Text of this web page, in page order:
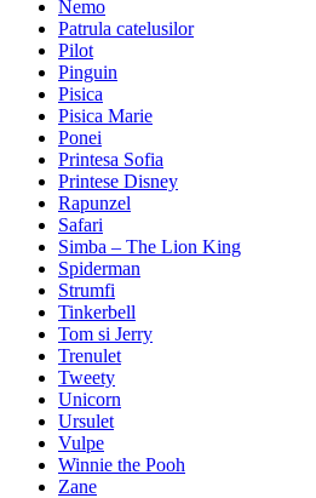
Nemo
Patrula catelusilor
Pilot
Pinguin
Pisica
Pisica Marie
Ponei
Printesa Sofia
Printese Disney
Rapunzel
Safari
Simba – The Lion King
Spiderman
Strumfi
Tinkerbell
Tom si Jerry
Trenulet
Tweety
Unicorn
Ursulet
Vulpe
Winnie the Pooh
Zane